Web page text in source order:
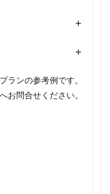
+
+
ランの参考例です。
お問合せください。